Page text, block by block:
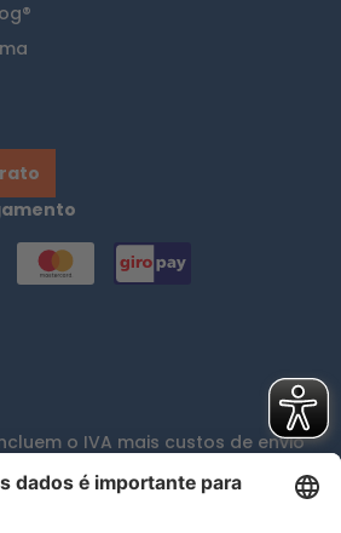
o IVA mais custos de envio
de entrega em dinheiro, exceto
forma.